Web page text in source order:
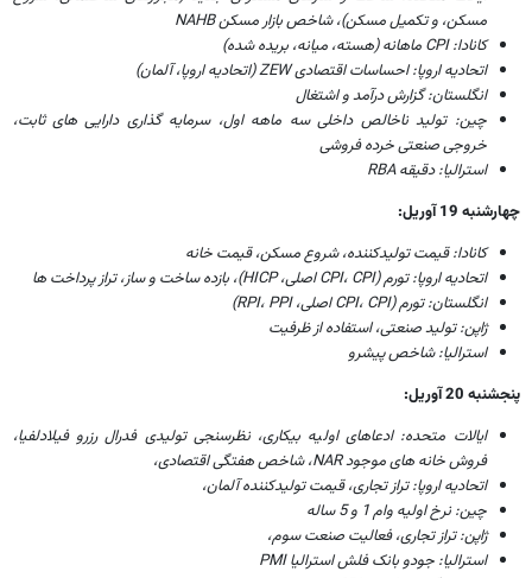
مسکن، و تکمیل مسکن)، شاخص بازار مسکن NAHB
کانادا: CPI ماهانه (هسته، میانه، بریده شده)
اتحادیه اروپا: احساسات اقتصادی ZEW (اتحادیه اروپا، آلمان)
انگلستان: گزارش درآمد و اشتغال
چین: تولید ناخالص داخلی سه ماهه اول، سرمایه گذاری دارایی های ثابت،
خروجی صنعتی خرده فروشی
استرالیا: دقیقه RBA
چهارشنبه 19 آوریل:
کانادا: قیمت تولیدکننده، شروع مسکن، قیمت خانه
اتحادیه اروپا: تورم (CPI، CPI اصلی، HICP)، بازده ساخت و ساز، تراز پرداخت ها
انگلستان: تورم (CPI، CPI اصلی، RPI، PPI)
ژاپن: تولید صنعتی، استفاده از ظرفیت
استرالیا: شاخص پیشرو
پنجشنبه 20 آوریل:
ایالات متحده: ادعاهای اولیه بیکاری، نظرسنجی تولیدی فدرال رزرو فیلادلفیا،
فروش خانه های موجود NAR، شاخص هفتگی اقتصادی،
اتحادیه اروپا: تراز تجاری، قیمت تولیدکننده آلمان،
چین: نرخ اولیه وام 1 و 5 ساله
ژاپن: تراز تجاری، فعالیت صنعت سوم،
استرالیا: جودو بانک فلش استرالیا PMI